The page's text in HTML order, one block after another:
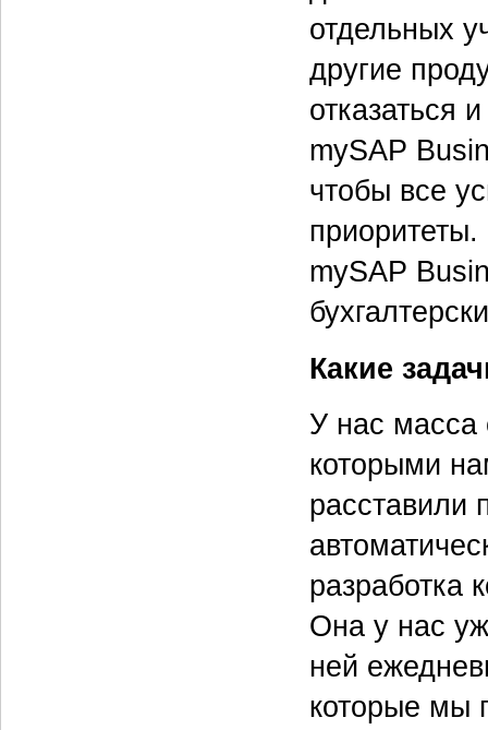
отдельных
другие
отказаться
mySAP
чтобы все
mySAP
Какие
У нас масса
которыми
расставили
разработка
Она у нас
ней
которые мы